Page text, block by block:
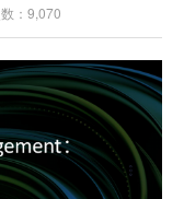
：9,070